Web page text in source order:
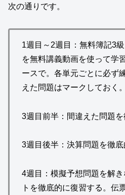
次の通りです。
1週目～2週目：無料簿記3
を無料講義動画を使って学
ースで。各単元ごとに必ず
えた問題はマークしておく。
3週目前半：間違えた問題を
3週目後半：決算問題を徹底
4週目：模擬予想問題を解
トを徹底的に復習する。伝